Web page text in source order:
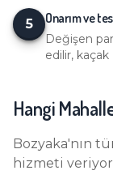
5 Onarım ve
Değişen
edilir, kaçak
Hangi
Bozyaka'nın
hizmeti